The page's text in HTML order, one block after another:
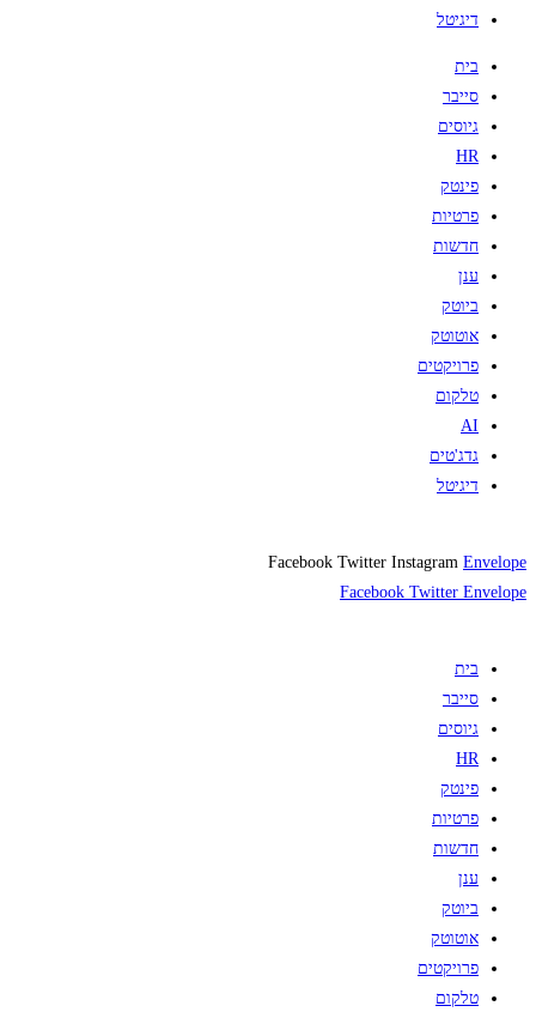
דיגיטל
בית
סייבר
גיוסים
HR
פינטק
פרטיות
חדשות
ענן
ביוטק
אוטוטק
פרויקטים
טלקום
AI
גדג'טים
דיגיטל
Facebook Twitter Instagram Envelope
Facebook Twitter Envelope
בית
סייבר
גיוסים
HR
פינטק
פרטיות
חדשות
ענן
ביוטק
אוטוטק
פרויקטים
טלקום